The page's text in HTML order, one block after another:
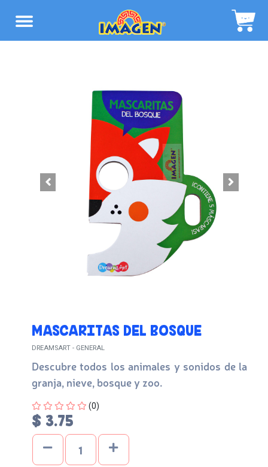
MASCARITAS DEL BOSQUE
DREAMSART - GENERAL
Descubre todos los animales y sonidos de la
granja, nieve, bosque y zoo.
Four out of Five Stars
(0)
$ 3.75